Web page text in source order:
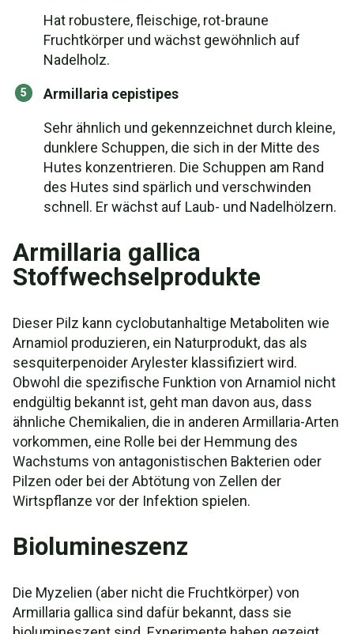
Hat robustere, fleischige, rot-braune
Fruchtkörper und wächst gewöhnlich auf
Nadelholz.
Armillaria cepistipes
Sehr ähnlich und gekennzeichnet durch kleine,
dunklere Schuppen, die sich in der Mitte des
Hutes konzentrieren. Die Schuppen am Rand
des Hutes sind spärlich und verschwinden
schnell. Er wächst auf Laub- und Nadelhölzern.
Armillaria gallica
Stoffwechselprodukte
Dieser Pilz kann cyclobutanhaltige Metaboliten wie
Arnamiol produzieren, ein Naturprodukt, das als
sesquiterpenoider Arylester klassifiziert wird.
Obwohl die spezifische Funktion von Arnamiol nicht
endgültig bekannt ist, geht man davon aus, dass
ähnliche Chemikalien, die in anderen Armillaria-Arten
vorkommen, eine Rolle bei der Hemmung des
Wachstums von antagonistischen Bakterien oder
Pilzen oder bei der Abtötung von Zellen der
Wirtspflanze vor der Infektion spielen.
Biolumineszenz
Die Myzelien (aber nicht die Fruchtkörper) von
Armillaria gallica sind dafür bekannt, dass sie